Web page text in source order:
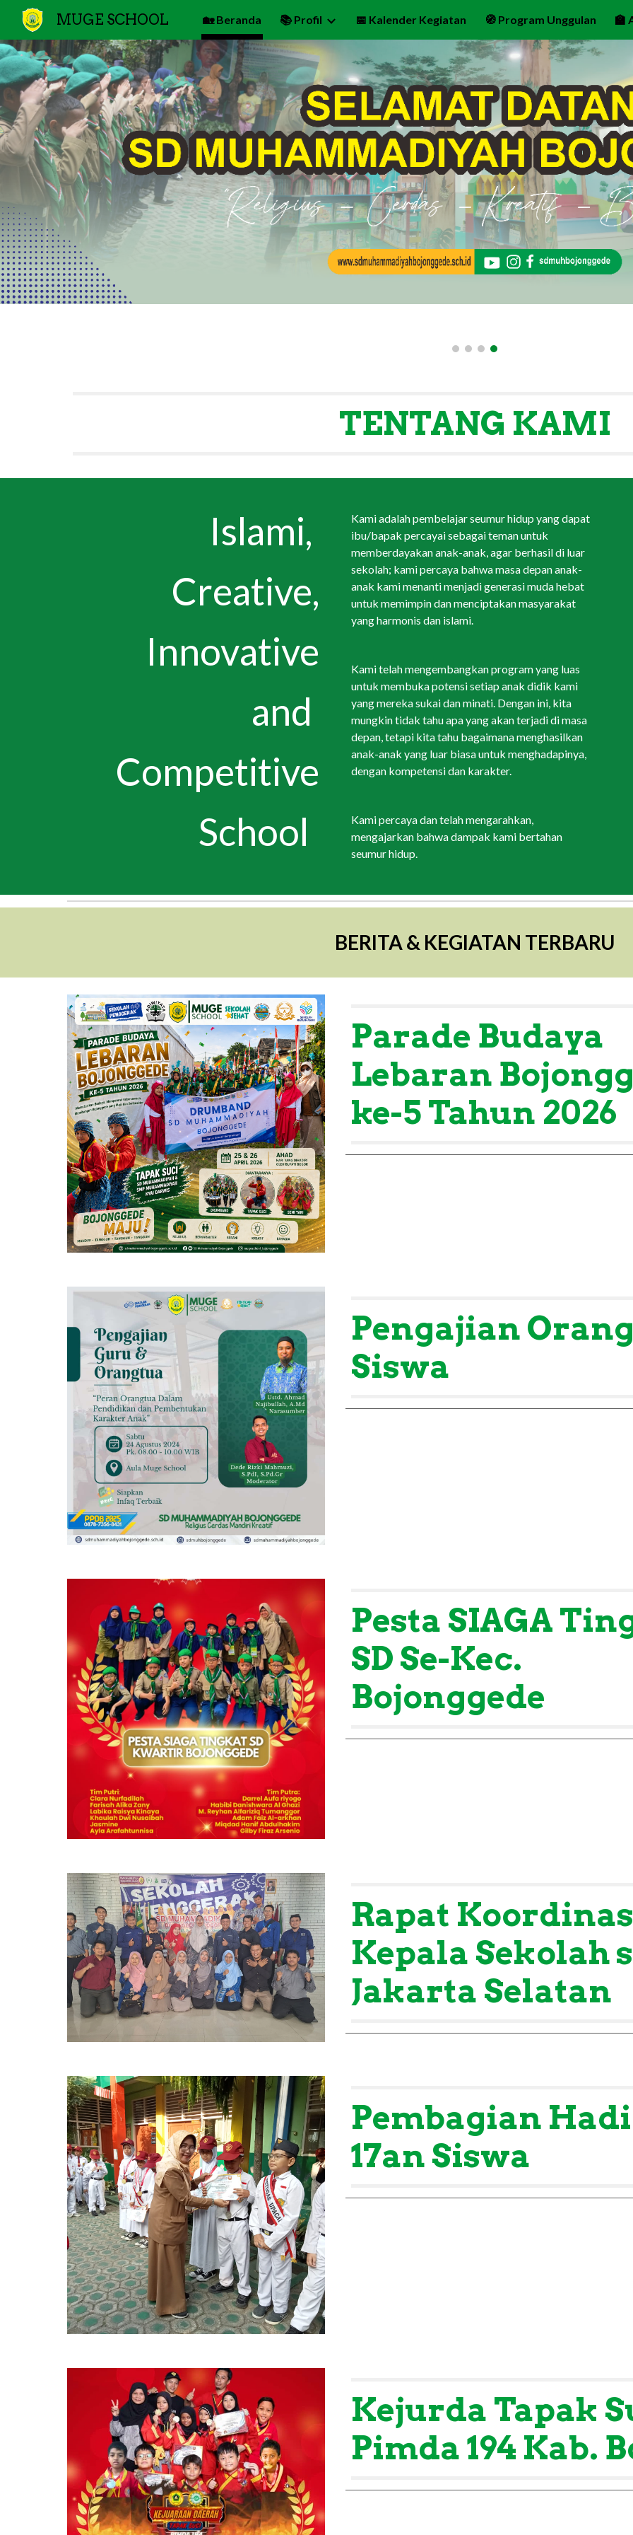
Skip to main content Skip to
MUGE SCHOOL 🏡 Beranda 📚 Profil 📅 Kalender Kegiatan 🧭 Program Unggulan 🏫
TENTANG KAMI
Islami,
Creative,
Innovative
and
Competitive
School
Kami adalah pembelajar seumur hidup yang dapat
ibu/bapak percayai sebagai teman untuk
memberdayakan anak-anak, agar berhasil di luar
sekolah; kami percaya bahwa masa depan anak-
anak kami menanti menjadi generasi muda hebat
untuk memimpin dan menciptakan masyarakat
yang harmonis dan islami.
Kami telah mengembangkan program yang luas
untuk membuka potensi setiap anak didik kami
yang mereka sukai dan minati. Dengan ini, kita
mungkin tidak tahu apa yang akan terjadi di masa
depan, tetapi kita tahu bagaimana menghasilkan
anak-anak yang luar biasa untuk menghadapinya,
dengan kompetensi dan karakter.
Kami percaya dan telah mengarahkan,
mengajarkan bahwa dampak kami bertahan
seumur hidup.
BERITA & KEGIATAN TERBARU
Parade Budaya
Lebaran
ke-5 Tahun 2026
Pengajian
Siswa
Pesta SIAGA
SD Se-Kec.
Bojonggede
Rapat
Kepala Sekolah
Jakarta Selatan
Pembagian
17an Siswa
Kejurda Tapak
Pimda 194 Kab.